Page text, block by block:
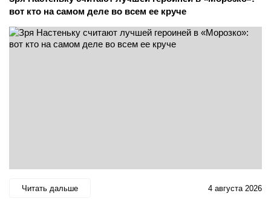
вот кто на самом деле во всем ее круче
Читать дальше 4 августа 2026